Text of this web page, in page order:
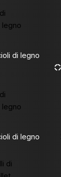
di legno
di legno